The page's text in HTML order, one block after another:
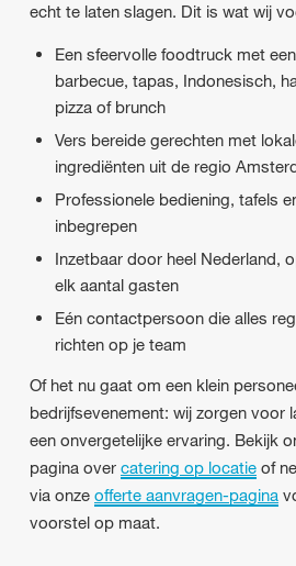
echt te laten slagen. Dit is wat wij
Een sfeervolle foodtruck met
barbecue, tapas, Indonesisch,
pizza of brunch
Vers bereide gerechten met
ingrediënten uit de regio
Professionele bediening, tafels
inbegrepen
Inzetbaar door heel Nederland,
elk aantal gasten
Eén contactpersoon die alles
richten op je team
Of het nu gaat om een klein
bedrijfsevenement: wij zorgen voor
een onvergetelijke ervaring. Bekijk
pagina over catering op locatie of
via onze offerte aanvragen-pagina
voorstel op maat.